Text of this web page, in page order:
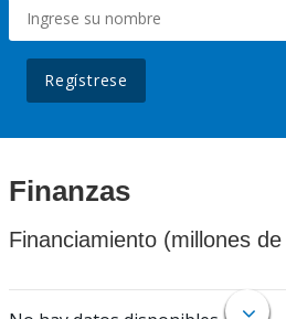
Regístrese
Finanzas
Financiamiento (millones